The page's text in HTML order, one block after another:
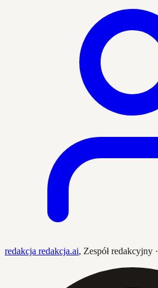
redakcja redakcja.ai, Zespół redakcyjny ·